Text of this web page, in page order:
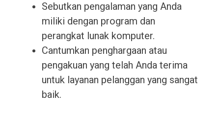
Sebutkan pengalaman yang Anda
miliki dengan program dan
perangkat lunak komputer.
Cantumkan penghargaan atau
pengakuan yang telah Anda terima
untuk layanan pelanggan yang sangat
baik.